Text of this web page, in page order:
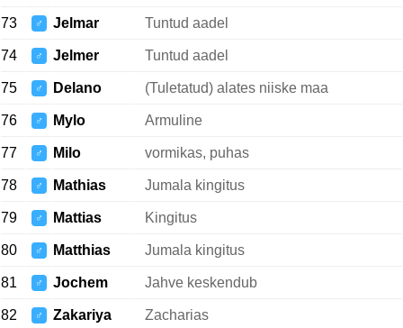
73 ♂ Jelmar Tuntud aadel
74 ♂ Jelmer Tuntud aadel
75 ♂ Delano (Tuletatud) alates niiske maa
76 ♂ Mylo Armuline
77 ♂ Milo vormikas, puhas
78 ♂ Mathias Jumala kingitus
79 ♂ Mattias Kingitus
80 ♂ Matthias Jumala kingitus
81 ♂ Jochem Jahve keskendub
82 ♂ Zakariya Zacharias